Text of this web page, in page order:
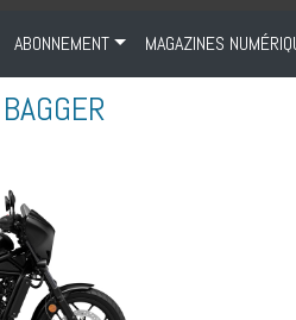
ABONNEMENT MAGAZINES